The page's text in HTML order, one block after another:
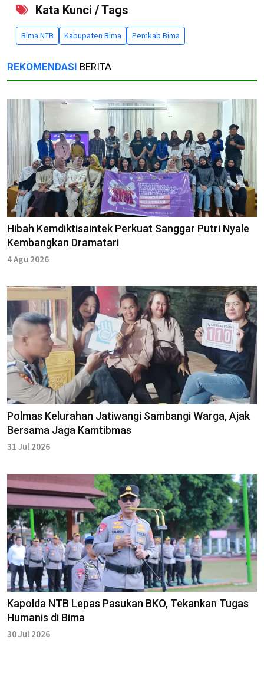
Kata Kunci / Tags
Bima NTB Kabupaten Bima Pemkab Bima
REKOMENDASI BERITA
Hibah Kemdiktisaintek Perkuat Sanggar Putri Nyale
Kembangkan Dramatari
4 Agu 2026
Polmas Kelurahan Jatiwangi Sambangi Warga, Ajak
Bersama Jaga Kamtibmas
31 Jul 2026
Kapolda NTB Lepas Pasukan BKO, Tekankan Tugas
Humanis di Bima
30 Jul 2026